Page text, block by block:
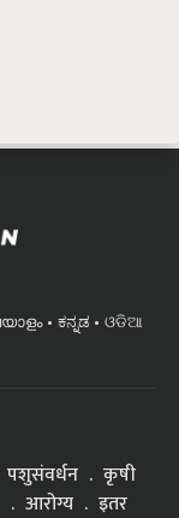
ಕನ್ನಡ
ଓଡିଆ
पशुसंवर्धन
कृषी
आरोग्य इतर